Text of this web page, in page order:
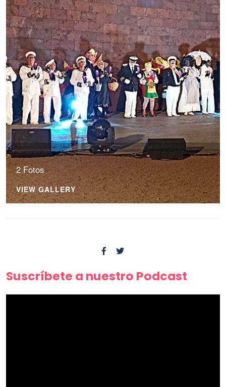
2 Fotos
VIEW GALLERY
Suscríbete a nuestro Podcast